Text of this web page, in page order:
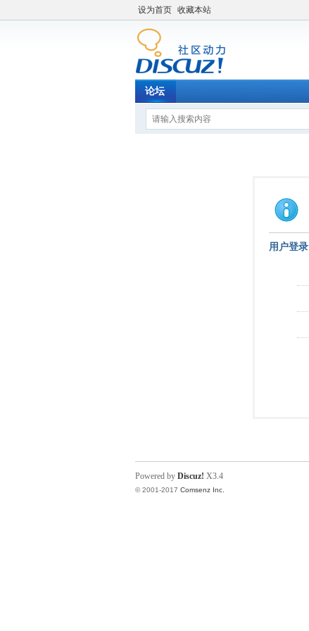
设为首页 收藏本站
论坛
用户登录
Powered by Discuz! X3.4
© 2001-2017 Comsenz Inc.